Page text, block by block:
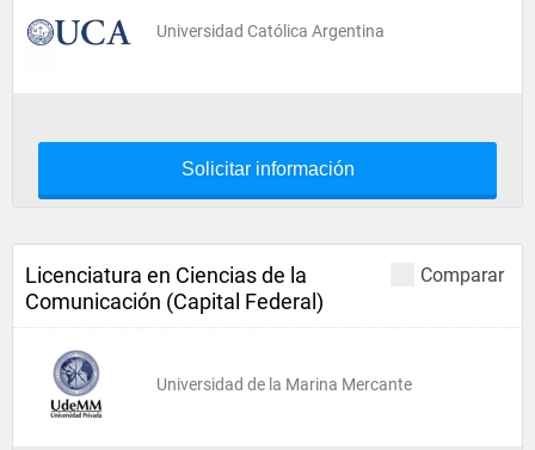
Universidad Católica Argentina
Solicitar información
Comparar
Licenciatura en Ciencias de la
Comunicación (Capital Federal)
Universidad de la Marina Mercante